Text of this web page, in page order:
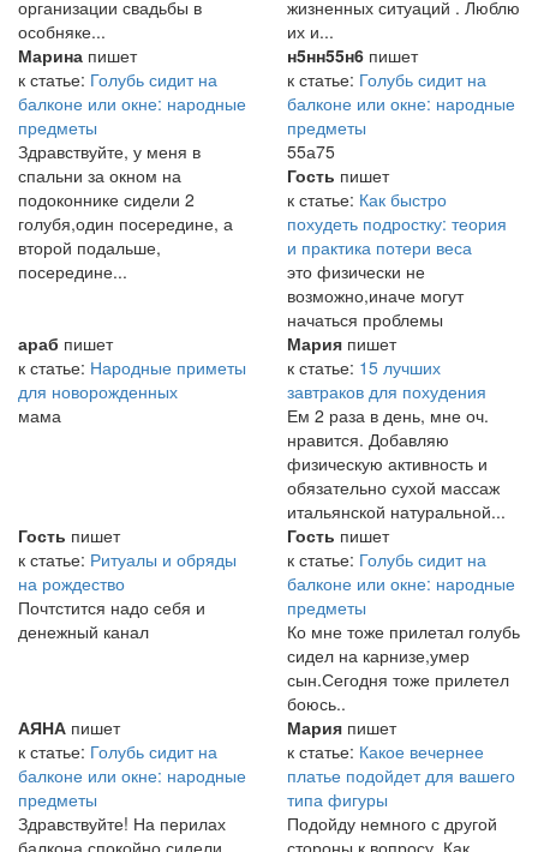
организации свадьбы в
особняке...
жизненных ситуаций . Люблю
их и...
Марина пишет
к статье: Голубь сидит на
балконе или окне: народные
предметы
Здравствуйте, у меня в
спальни за окном на
подоконнике сидели 2
голубя,один посередине, а
второй подальше,
посередине...
н5нн55н6 пишет
к статье: Голубь сидит на
балконе или окне: народные
предметы
55а75
Гость пишет
к статье: Как быстро
похудеть подростку: теория
и практика потери веса
это физически не
возможно,иначе могут
начаться проблемы
араб пишет
к статье: Народные приметы
для новорожденных
мама
Мария пишет
к статье: 15 лучших
завтраков для похудения
Ем 2 раза в день, мне оч.
нравится. Добавляю
физическую активность и
обязательно сухой массаж
итальянской натуральной...
Гость пишет
к статье: Ритуалы и обряды
на рождество
Почтстится надо себя и
денежный канал
Гость пишет
к статье: Голубь сидит на
балконе или окне: народные
предметы
Ко мне тоже прилетал голубь
сидел на карнизе,умер
сын.Сегодня тоже прилетел
боюсь..
АЯНА пишет
к статье: Голубь сидит на
балконе или окне: народные
предметы
Здравствуйте! На перилах
балкона спокойно сидели
Мария пишет
к статье: Какое вечернее
платье подойдет для вашего
типа фигуры
Подойду немного с другой
стороны к вопросу. Как